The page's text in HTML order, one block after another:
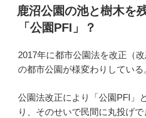
稿
日:
鹿沼公園の池と樹木を
「公園PFI」？
2017年に都市公園法を改正（
の都市公園が様変わりしている
公園法改正により「公園PFI」
り、そのせいで民間に丸投げ